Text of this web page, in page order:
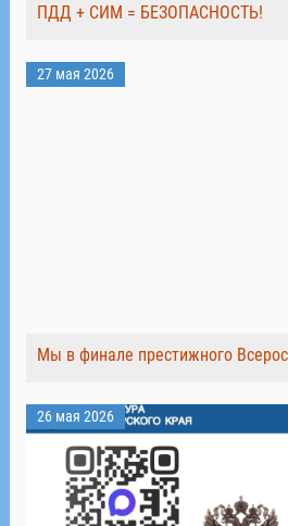
ПДД + СИМ = БЕЗОПАСНОСТЬ!
27 мая 2026
Мы в финале престижного
26 мая 2026